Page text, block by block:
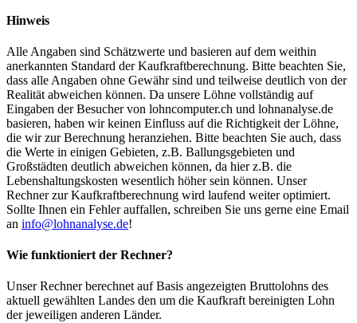
Hinweis
Alle Angaben sind Schätzwerte und basieren auf dem weithin
anerkannten Standard der Kaufkraftberechnung. Bitte beachten Sie,
dass alle Angaben ohne Gewähr sind und teilweise deutlich von der
Realität abweichen können. Da unsere Löhne vollständig auf
Eingaben der Besucher von lohncomputer.ch und lohnanalyse.de
basieren, haben wir keinen Einfluss auf die Richtigkeit der Löhne,
die wir zur Berechnung heranziehen. Bitte beachten Sie auch, dass
die Werte in einigen Gebieten, z.B. Ballungsgebieten und
Großstädten deutlich abweichen können, da hier z.B. die
Lebenshaltungskosten wesentlich höher sein können. Unser
Rechner zur Kaufkraftberechnung wird laufend weiter optimiert.
Sollte Ihnen ein Fehler auffallen, schreiben Sie uns gerne eine Email
an info@lohnanalyse.de!
Wie funktioniert der Rechner?
Unser Rechner berechnet auf Basis angezeigten Bruttolohns des
aktuell gewählten Landes den um die Kaufkraft bereinigten Lohn
der jeweiligen anderen Länder.